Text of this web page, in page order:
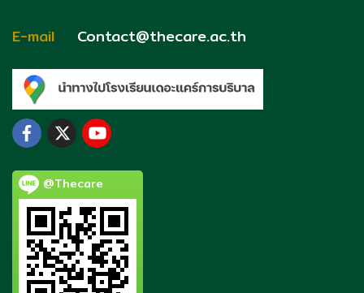
E-mail
Contact@thecare.ac.th
@Thecare